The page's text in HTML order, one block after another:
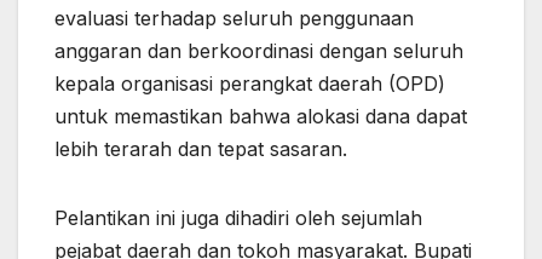
evaluasi terhadap seluruh penggunaan
anggaran dan berkoordinasi dengan seluruh
kepala organisasi perangkat daerah (OPD)
untuk memastikan bahwa alokasi dana dapat
lebih terarah dan tepat sasaran.
Pelantikan ini juga dihadiri oleh sejumlah
pejabat daerah dan tokoh masyarakat. Bupati